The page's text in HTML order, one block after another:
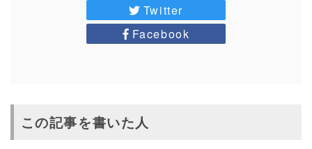
Twitter
Facebook
この記事を書いた人